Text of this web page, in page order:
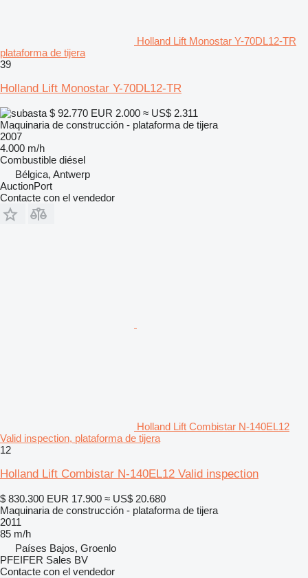
Holland Lift Monostar Y-70DL12-TR
plataforma de tijera
39
Holland Lift Monostar Y-70DL12-TR
$ 92.770 EUR 2.000 ≈ US$ 2.311
Maquinaria de construcción - plataforma de tijera
2007
4.000 m/h
Combustible diésel
Bélgica, Antwerp
AuctionPort
Contacte con el vendedor
Holland Lift Combistar N-140EL12
Valid inspection, plataforma de tijera
12
Holland Lift Combistar N-140EL12 Valid inspection
$ 830.300 EUR 17.900 ≈ US$ 20.680
Maquinaria de construcción - plataforma de tijera
2011
85 m/h
Países Bajos, Groenlo
PFEIFER Sales BV
Contacte con el vendedor